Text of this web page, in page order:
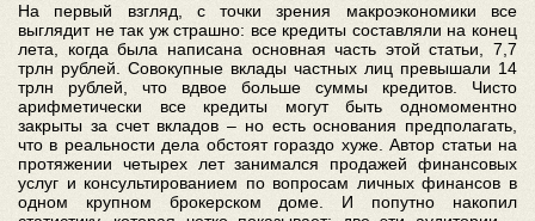
На первый взгляд, с точки зрения макроэкономики все
выглядит не так уж страшно: все кредиты составляли на конец
лета, когда была написана основная часть этой статьи, 7,7
трлн рублей. Совокупные вклады частных лиц превышали 14
трлн рублей, что вдвое больше суммы кредитов. Чисто
арифметически все кредиты могут быть одномоментно
закрыты за счет вкладов – но есть основания предполагать,
что в реальности дела обстоят гораздо хуже. Автор статьи на
протяжении четырех лет занимался продажей финансовых
услуг и консультированием по вопросам личных финансов в
одном крупном брокерском доме. И попутно накопил